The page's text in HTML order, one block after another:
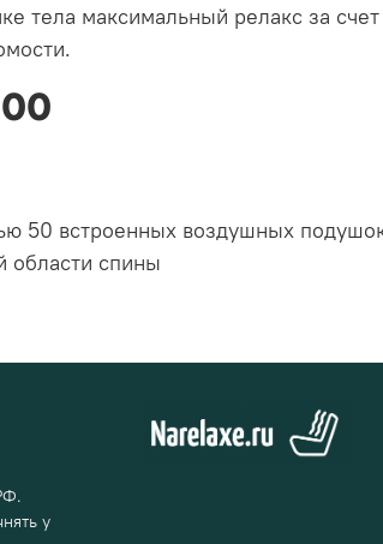
тела максимальный релакс за
50 встроенных воздушных
области спины
у